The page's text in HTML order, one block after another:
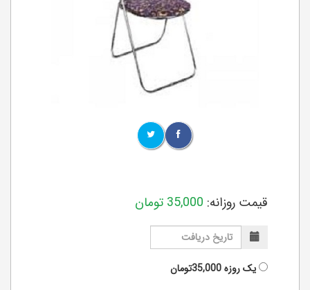
قیمت روزانه: 35,000 تومان
یک روزه35,000تومان